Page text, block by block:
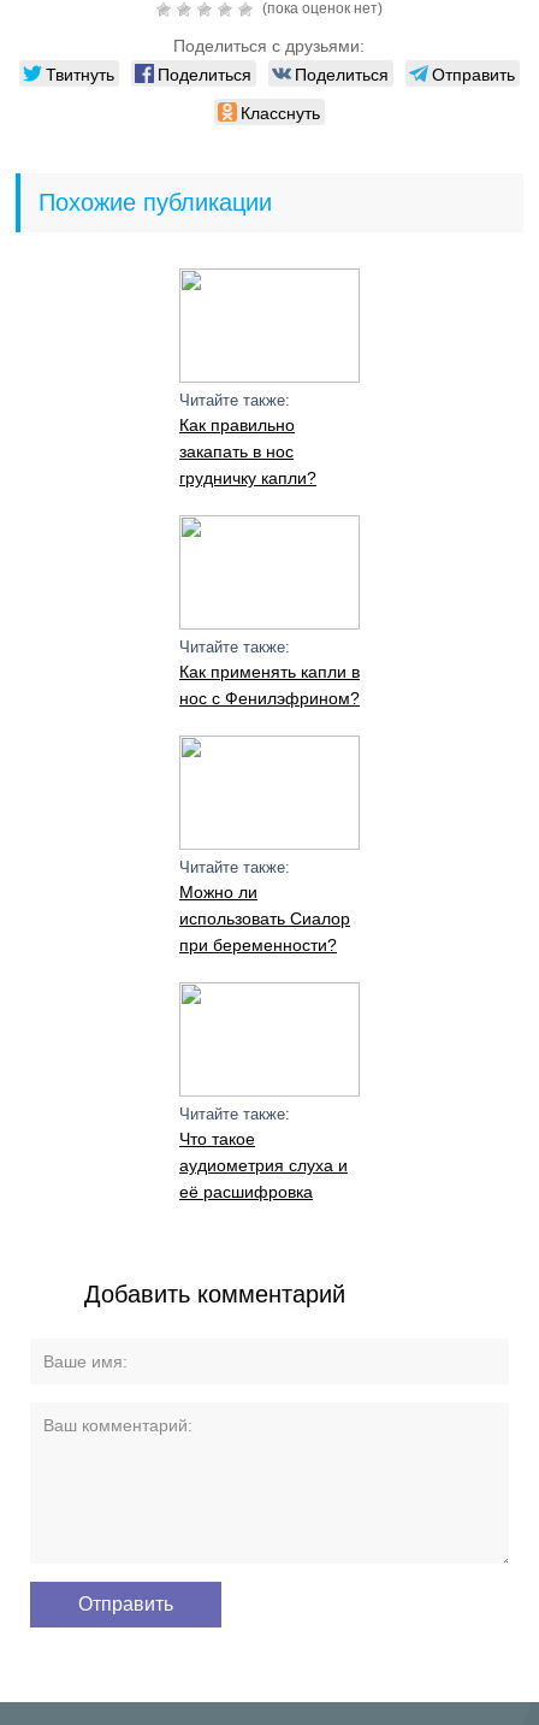
(пока оценок нет)
Поделиться с друзьями:
Твитнуть Поделиться Поделиться
Отправить
Класснуть
Похожие публикации
Читайте также:
Как правильно
закапать в нос
грудничку капли?
Читайте также:
Как применять капли в
нос с Фенилэфрином?
Читайте также:
Можно ли
использовать Сиалор
при беременности?
Читайте также:
Что такое
аудиометрия слуха и
её расшифровка
Добавить комментарий